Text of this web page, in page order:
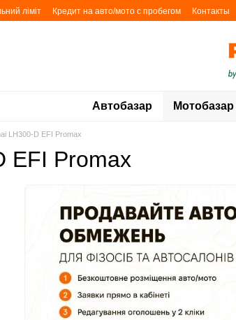
ліміт Кредит на авто/мото с пробегом Контакты
Автобазар Мотобазар
LH300-D EFI Promax
EFI Promax